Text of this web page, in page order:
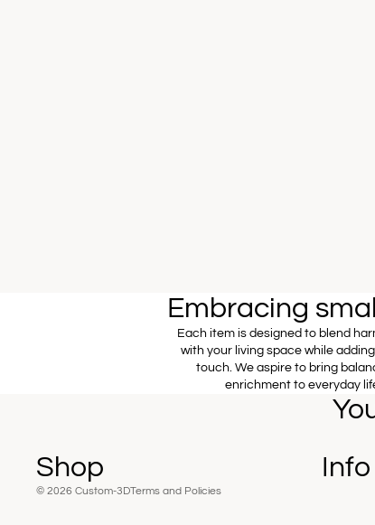
Embracing
Each item is designed to blend
with your living space while
touch. We aspire to bring
enrichment to everyday
Shop
Info
© 2026 Custom-3DTerms and Policies
Privacy policy
Contact information